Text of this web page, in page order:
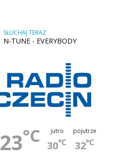
SŁUCHAJ TERAZ
N-TUNE - EVERYBODY
23°C jutro
30°C
pojutrze
32°C